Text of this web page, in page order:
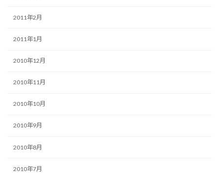
2011年2月
2011年1月
2010年12月
2010年11月
2010年10月
2010年9月
2010年8月
2010年7月